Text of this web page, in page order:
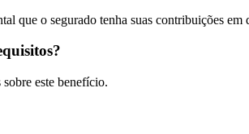
que o segurado tenha suas contribuições
sobre este benefício.